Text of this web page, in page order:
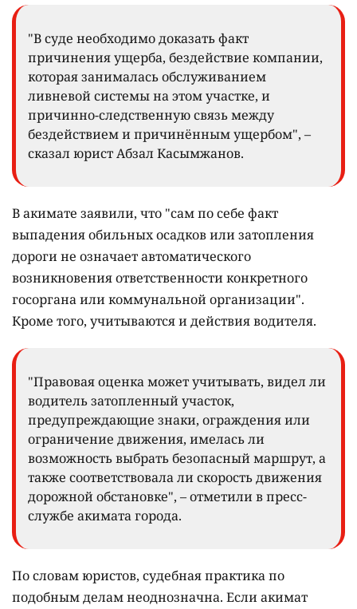
"В суде необходимо доказать факт
причинения ущерба, бездействие компании,
которая занималась обслуживанием
ливневой системы на этом участке, и
причинно-следственную связь между
бездействием и причинённым ущербом", –
сказал юрист Абзал Касымжанов.
В акимате заявили, что "сам по себе факт
выпадения обильных осадков или затопления
дороги не означает автоматического
возникновения ответственности конкретного
госоргана или коммунальной организации".
Кроме того, учитываются и действия водителя.
"Правовая оценка может учитывать, видел ли
водитель затопленный участок,
предупреждающие знаки, ограждения или
ограничение движения, имелась ли
возможность выбрать безопасный маршрут, а
также соответствовала ли скорость движения
дорожной обстановке", – отметили в пресс-
службе акимата города.
По словам юристов, судебная практика по
подобным делам неоднозначна. Если акимат